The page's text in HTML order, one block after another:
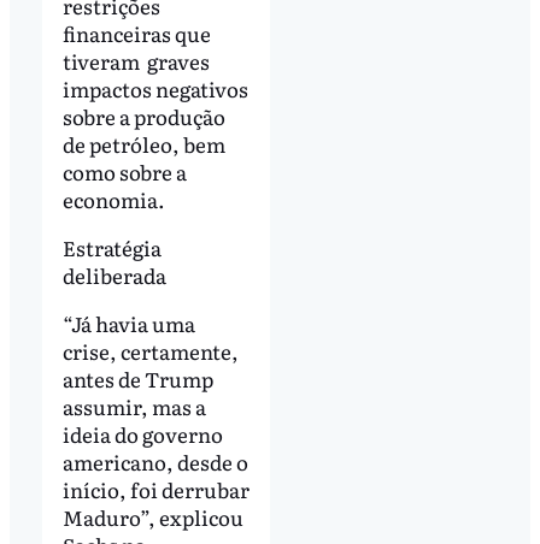
financeiras que
tiveram graves
impactos negativos
sobre a produção
de petróleo, bem
como sobre a
economia.
Estratégia
deliberada
“Já havia uma
crise, certamente,
antes de Trump
assumir, mas a
ideia do governo
americano, desde o
início, foi derrubar
Maduro”, explicou